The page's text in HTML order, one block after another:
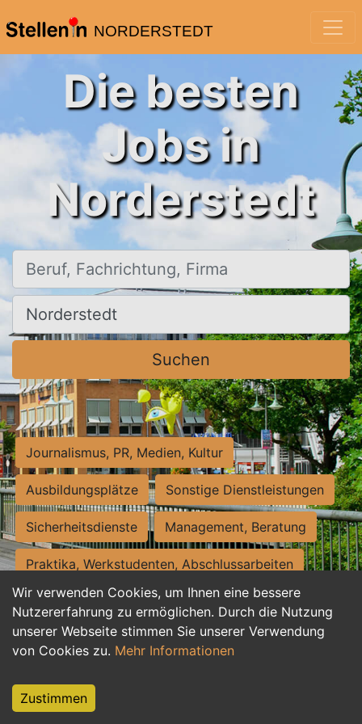
NORDERSTEDT
Wir verwenden Cookies, um Ihnen eine bessere
Nutzererfahrung zu ermöglichen. Durch die Nutzung
unserer Webseite stimmen Sie unserer Verwendung
von Cookies zu. Mehr Informationen
Zustimmen
Die besten
Jobs in
Norderstedt
Beruf, Fachrichtung, Firma
Ort, Stadt
Suchen
Journalismus, PR, Medien, Kultur
Ausbildungsplätze Sonstige Dienstleistungen
Sicherheitsdienste Management, Beratung
Praktika, Werkstudenten, Abschlussarbeiten
Personalwesen Assistenz, Sekretariat
Hilfskräfte, Aushilfs- und Nebenjobs
Weiterbildung, Studium, duale Ausbildung